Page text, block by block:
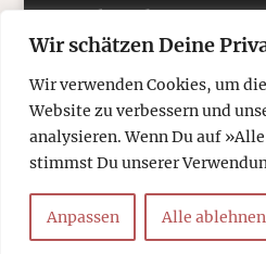
Wir schätzen Deine
Wir verwenden Cookies, um
Website zu verbessern und
analysieren. Wenn Du auf
stimmst Du unserer
Anpassen Alle ablehnen
Social Media